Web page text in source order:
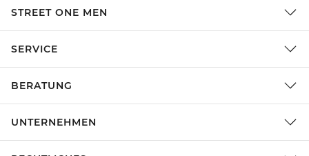
STREET ONE MEN
SERVICE
BERATUNG
UNTERNEHMEN